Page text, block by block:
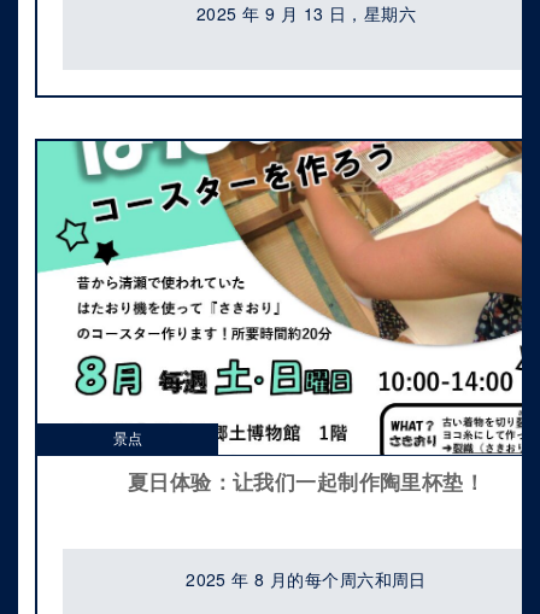
2025 年 9 月 13 日，星期六
景点
夏日体验：让我们一起制作陶里杯垫！
2025 年 8 月的每个周六和周日